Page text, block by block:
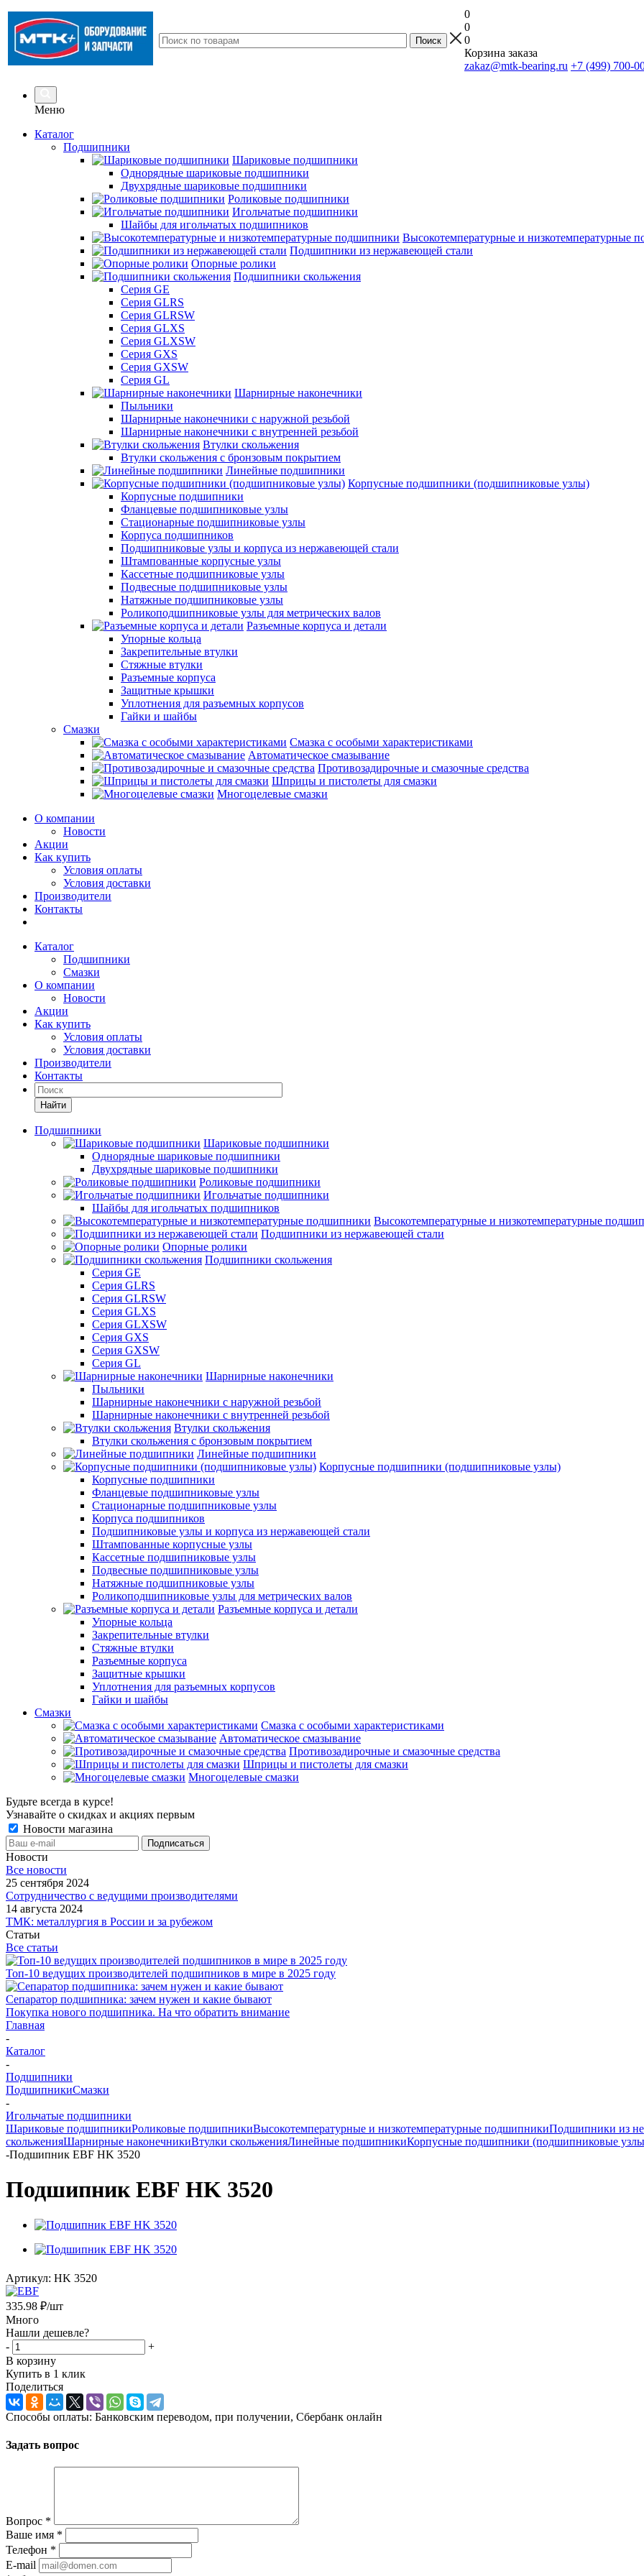
0
0
0
Корзина заказа
zakaz@mtk-bearing.ru +7 (499) 700-
Меню
Каталог
Подшипники
Шариковые подшипники
Однорядные шариковые подшипники
Двухрядные шариковые подшипники
Роликовые подшипники
Игольчатые подшипники
Шайбы для игольчатых подшипников
Высокотемпературные и низкотемпературные
Подшипники из нержавеющей стали
Опорные ролики
Подшипники скольжения
Серия GE
Серия GLRS
Серия GLRSW
Серия GLXS
Серия GLXSW
Серия GXS
Серия GXSW
Серия GL
Шарнирные наконечники
Пыльники
Шарнирные наконечники с наружной резьбой
Шарнирные наконечники с внутренней резьбой
Втулки скольжения
Втулки скольжения с бронзовым покрытием
Линейные подшипники
Корпусные подшипники (подшипниковые узлы)
Корпусные подшипники
Фланцевые подшипниковые узлы
Стационарные подшипниковые узлы
Корпуса подшипников
Подшипниковые узлы и корпуса из нержавеющей стали
Штампованные корпусные узлы
Кассетные подшипниковые узлы
Подвесные подшипниковые узлы
Натяжные подшипниковые узлы
Роликоподшипниковые узлы для метрических валов
Разъемные корпуса и детали
Упорные кольца
Закрепительные втулки
Стяжные втулки
Разъемные корпуса
Защитные крышки
Уплотнения для разъемных корпусов
Гайки и шайбы
Смазки
Смазка с особыми характеристиками
Автоматическое смазывание
Противозадирочные и смазочные средства
Шприцы и пистолеты для смазки
Многоцелевые смазки
О компании
Новости
Акции
Как купить
Условия оплаты
Условия доставки
Производители
Контакты
Каталог
Подшипники
Смазки
О компании
Новости
Акции
Как купить
Условия оплаты
Условия доставки
Производители
Контакты
Найти
Подшипники
Шариковые подшипники
Однорядные шариковые подшипники
Двухрядные шариковые подшипники
Роликовые подшипники
Игольчатые подшипники
Шайбы для игольчатых подшипников
Высокотемпературные и низкотемпературные
Подшипники из нержавеющей стали
Опорные ролики
Подшипники скольжения
Серия GE
Серия GLRS
Серия GLRSW
Серия GLXS
Серия GLXSW
Серия GXS
Серия GXSW
Серия GL
Шарнирные наконечники
Пыльники
Шарнирные наконечники с наружной резьбой
Шарнирные наконечники с внутренней резьбой
Втулки скольжения
Втулки скольжения с бронзовым покрытием
Линейные подшипники
Корпусные подшипники (подшипниковые узлы)
Корпусные подшипники
Фланцевые подшипниковые узлы
Стационарные подшипниковые узлы
Корпуса подшипников
Подшипниковые узлы и корпуса из нержавеющей стали
Штампованные корпусные узлы
Кассетные подшипниковые узлы
Подвесные подшипниковые узлы
Натяжные подшипниковые узлы
Роликоподшипниковые узлы для метрических валов
Разъемные корпуса и детали
Упорные кольца
Закрепительные втулки
Стяжные втулки
Разъемные корпуса
Защитные крышки
Уплотнения для разъемных корпусов
Гайки и шайбы
Смазки
Смазка с особыми характеристиками
Автоматическое смазывание
Противозадирочные и смазочные средства
Шприцы и пистолеты для смазки
Многоцелевые смазки
Будьте всегда в курсе!
Узнавайте о скидках и акциях первым
Новости магазина
Новости
Все новости
25 сентября 2024
Сотрудничество с ведущими производителями
14 августа 2024
ТМК: металлургия в России и за рубежом
Статьи
Все статьи
Топ-10 ведущих производителей подшипников в мире в 2025 году
Сепаратор подшипника: зачем нужен и какие бывают
Покупка нового подшипника. На что обратить внимание
Главная
-
Каталог
-
Подшипники
ПодшипникиСмазки
-
Игольчатые подшипники
Шариковые подшипникиРоликовые подшипникиВысокотемпературные и низкотемпературные подшипникиПодшипники из
скольженияШарнирные наконечникиВтулки скольженияЛинейные подшипникиКорпусные подшипники (подшипниковые
-Подшипник EBF HK 3520
Подшипник EBF HK 3520
Артикул: HK 3520
335.98 ₽/шт
Много
Нашли дешевле?
-
+
В корзину
Купить в 1 клик
Поделиться
Способы оплаты: Банковским переводом, при получении, Сбербанк онлайн
Задать вопрос
Вопрос *
Ваше имя *
Телефон *
E-mail